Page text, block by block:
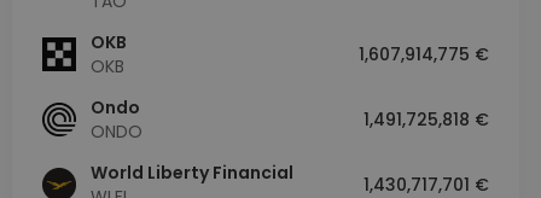
OKB
OKB
1,607,914,775 €
Ondo
ONDO
1,491,725,818 €
World Liberty Financial
1,430,717,701 €